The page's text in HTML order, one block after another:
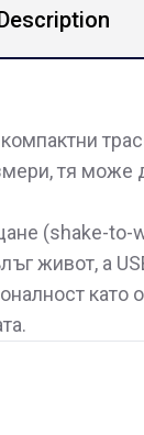
тя
(shake-
живот, а
като